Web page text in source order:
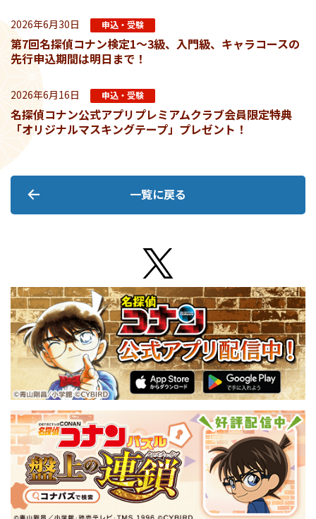
2026年6月30日 申込・受験
第7回名探偵コナン検定1～3級、入門級、キャラコースの
先行申込期間は明日まで！
2026年6月16日 申込・受験
名探偵コナン公式アプリプレミアムクラブ会員限定特典
「オリジナルマスキングテープ」プレゼント！
一覧に戻る